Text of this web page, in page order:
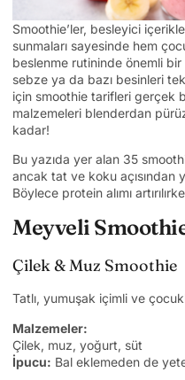
Smoothie’ler, besleyici
sunmaları sayesinde hem
beslenme rutininde önemli
sebze ya da bazı besinleri
için smoothie tarifleri gerçek
malzemeleri blenderdan
kadar!
Bu yazıda yer alan 35
ancak tat ve koku açısından
Böylece protein alımı
Meyveli
Çilek & Muz Smoothie
Tatlı, yumuşak içimli ve
Malzemeler:
Çilek, muz, yoğurt, süt
İpucu: Bal eklemeden de